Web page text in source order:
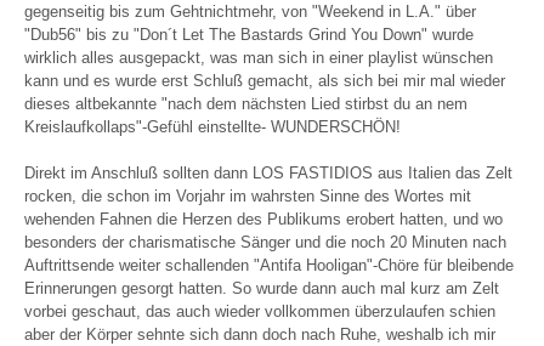
gegenseitig bis zum Gehtnichtmehr, von "Weekend in L.A." über
"Dub56" bis zu "Don´t Let The Bastards Grind You Down" wurde
wirklich alles ausgepackt, was man sich in einer playlist wünschen
kann und es wurde erst Schluß gemacht, als sich bei mir mal wieder
dieses altbekannte "nach dem nächsten Lied stirbst du an nem
Kreislaufkollaps"-Gefühl einstellte- WUNDERSCHÖN!
Direkt im Anschluß sollten dann LOS FASTIDIOS aus Italien das Zelt
rocken, die schon im Vorjahr im wahrsten Sinne des Wortes mit
wehenden Fahnen die Herzen des Publikums erobert hatten, und wo
besonders der charismatische Sänger und die noch 20 Minuten nach
Auftrittsende weiter schallenden "Antifa Hooligan"-Chöre für bleibende
Erinnerungen gesorgt hatten. So wurde dann auch mal kurz am Zelt
vorbei geschaut, das auch wieder vollkommen überzulaufen schien
aber der Körper sehnte sich dann doch nach Ruhe, weshalb ich mir